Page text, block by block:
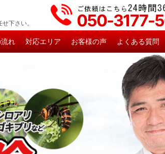
下さい。 050-3177-
れ 対応エリア お客様の声 よくある質問